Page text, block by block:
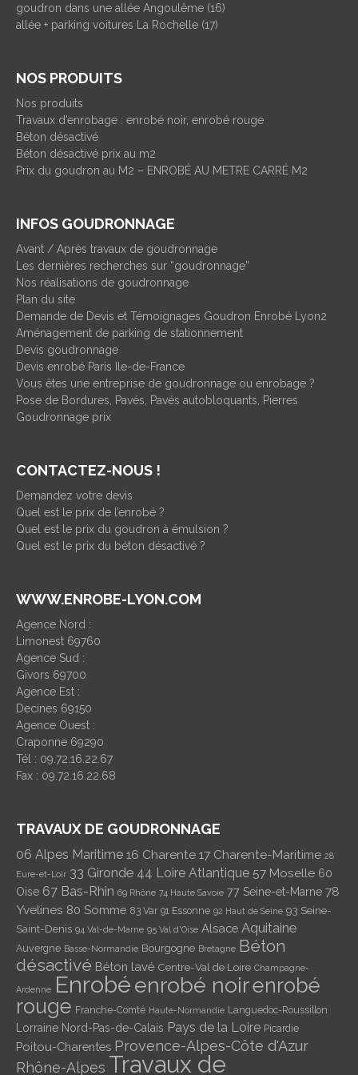
goudron dans une allée Angoulême (16)
allée + parking voitures La Rochelle (17)
NOS PRODUITS
Nos produits
Travaux d’enrobage : enrobé noir, enrobé rouge
Béton désactivé
Béton désactivé prix au m2
Prix du goudron au M2 – ENROBÉ AU METRE CARRÉ M2
INFOS GOUDRONNAGE
Avant / Après travaux de goudronnage
Les dernières recherches sur “goudronnage”
Nos réalisations de goudronnage
Plan du site
Demande de Devis et Témoignages Goudron Enrobé Lyon2
Aménagement de parking de stationnement
Devis goudronnage
Devis enrobé Paris Ile-de-France
Vous êtes une entreprise de goudronnage ou enrobage ?
Pose de Bordures, Pavés, Pavés autobloquants, Pierres
Goudronnage prix
CONTACTEZ-NOUS !
Demandez votre devis
Quel est le prix de l’enrobé ?
Quel est le prix du goudron à émulsion ?
Quel est le prix du béton désactivé ?
WWW.ENROBE-LYON.COM
Agence Nord :
Limonest 69760
Agence Sud :
Givors 69700
Agence Est :
Decines 69150
Agence Ouest :
Craponne 69290
Tél : 09.72.16.22.67
Fax : 09.72.16.22.68
TRAVAUX DE GOUDRONNAGE
06 Alpes Maritime 16 Charente 17 Charente-Maritime 28
Eure-et-Loir 33 Gironde 44 Loire Atlantique 57 Moselle 60
Oise 67 Bas-Rhin 69 Rhône 74 Haute Savoie 77 Seine-et-Marne 78
Yvelines 80 Somme 83 Var 91 Essonne 92 Haut de Seine 93 Seine-
Saint-Denis 94 Val-de-Marne 95 Val d'Oise Alsace Aquitaine
Auvergne Basse-Normandie Bourgogne Bretagne Béton
désactivé Béton lavé Centre-Val de Loire Champagne-
Ardenne Enrobéenrobé noirenrobé
rouge Franche-Comté Haute-Normandie Languedoc-Roussillon
Lorraine Nord-Pas-de-Calais Pays de la Loire Picardie
Poitou-Charentes Provence-Alpes-Côte d'Azur
Rhône-Alpes Travaux de